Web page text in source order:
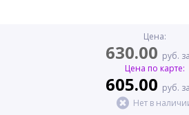
Цена:
630.00 руб.
Цена по карте:
605.00 руб.
Нет в